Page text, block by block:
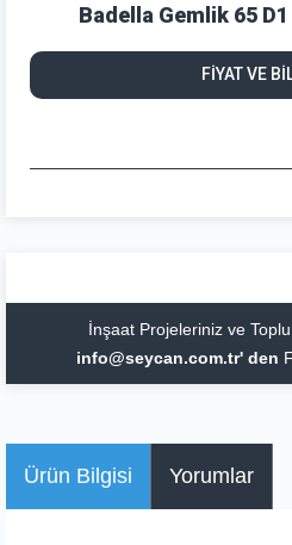
Badella Gemlik 65 D1
FİYAT VE
İnşaat Projeleriniz ve Toplu
info@seycan.com.tr' den
Ürün Bilgisi Yorumlar